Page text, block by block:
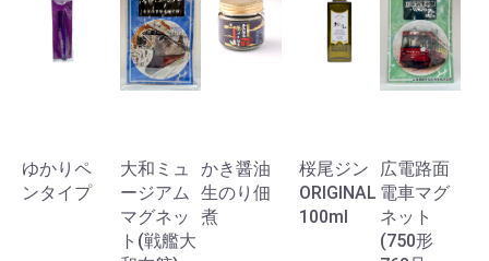
ゆかりペ
ンタイプ
大和ミュ
ージアム
マグネッ
ト(戦艦大
かき醤油
生のり佃
煮
桜尾ジン
ORIGINAL
100ml
広電路面
電車マグ
ネット
(750形